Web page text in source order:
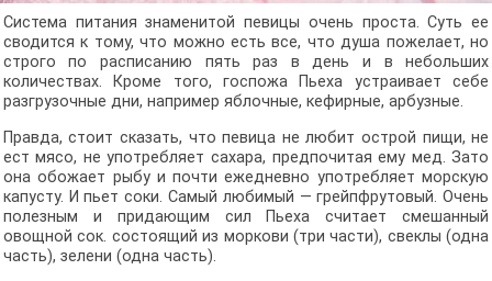
Система питания знаменитой певицы очень проста. Суть ее
сводится к тому, что можно есть все, что душа пожелает, но
строго по расписанию пять раз в день и в небольших
количествах. Кроме того, госпожа Пьеха устраивает себе
разгрузочные дни, например яблочные, кефирные, арбузные.
Правда, стоит сказать, что певица не любит острой пищи, не
ест мясо, не употребляет сахара, предпочитая ему мед. Зато
она обожает рыбу и почти ежедневно употребляет морскую
капусту. И пьет соки. Самый любимый — грейпфрутовый. Очень
полезным и придающим сил Пьеха считает смешанный
овощной сок. состоящий из моркови (три части), свеклы (одна
часть), зелени (одна часть).